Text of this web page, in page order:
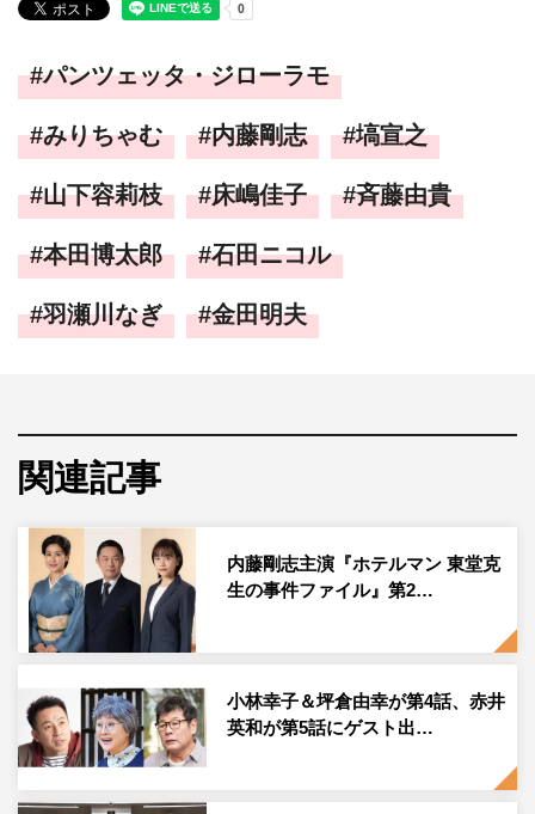
パンツェッタ・ジローラモ
みりちゃむ 内藤剛志 塙宣之
山下容莉枝 床嶋佳子 斉藤由貴
本田博太郎 石田ニコル
羽瀬川なぎ 金田明夫
関連記事
内藤剛志主演『ホテルマン 東堂克
生の事件ファイル』第2…
小林幸子＆坪倉由幸が第4話、赤井
英和が第5話にゲスト出…